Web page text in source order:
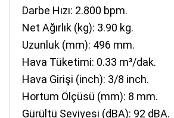
Darbe Hızı: 2.800 bpm.
Net Ağırlık (kg): 3.90 kg.
Uzunluk (mm): 496 mm.
Hava Tüketimi: 0.33 m³/dak.
Hava Girişi (inch): 3/8 inch.
Hortum Ölçüsü (mm): 8 mm.
Gürültü Seviyesi (dBA): 92 dBA.